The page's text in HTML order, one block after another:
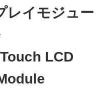
レイモジュー
LCD